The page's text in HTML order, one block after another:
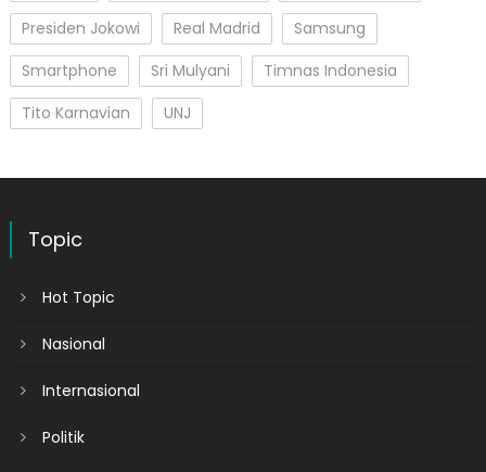
Presiden Jokowi
Real Madrid
Samsung
Smartphone
Sri Mulyani
Timnas Indonesia
Tito Karnavian
UNJ
Topic
Hot Topic
Nasional
Internasional
Politik